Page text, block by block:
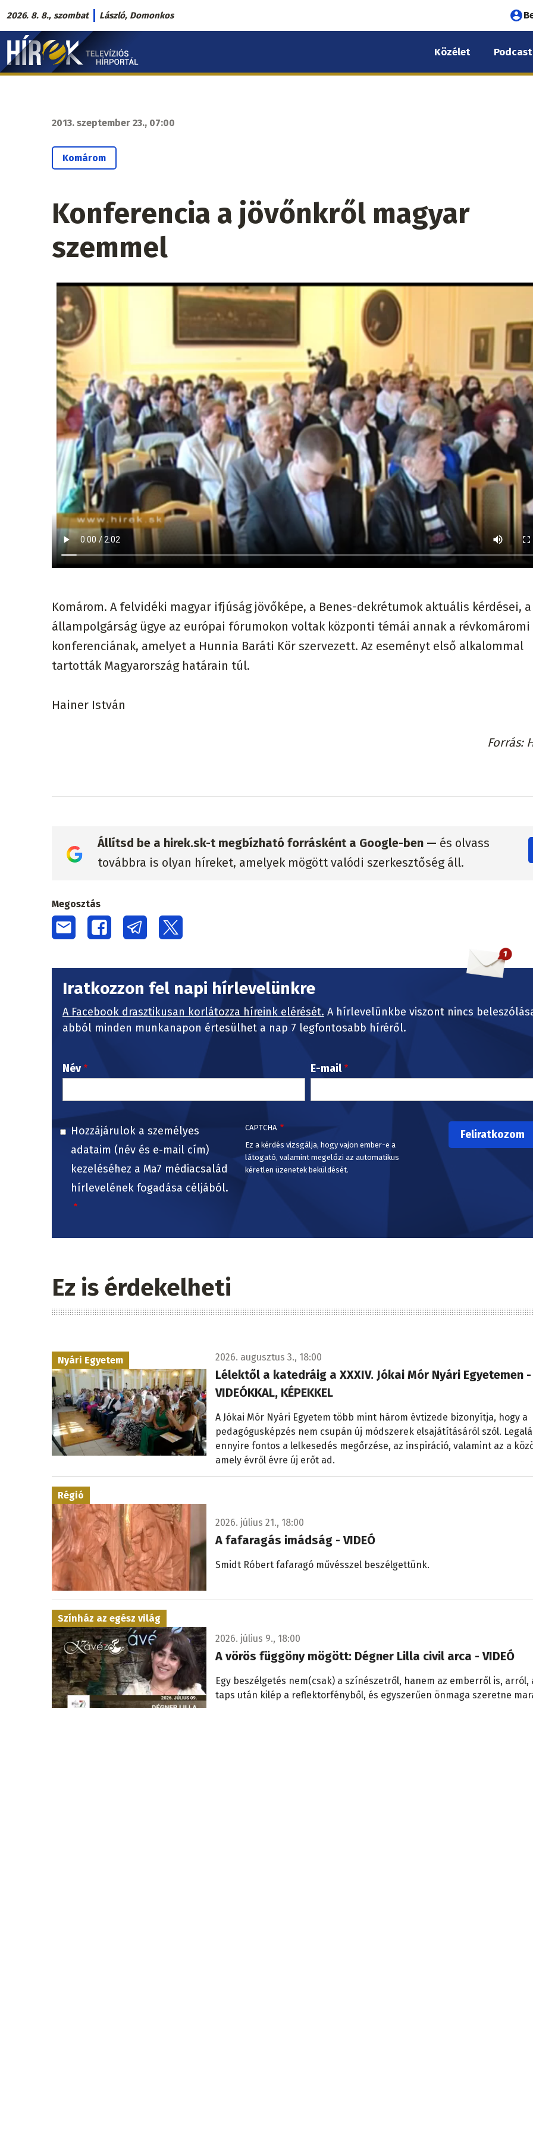
Ugrás
a
tartalomra
2026. 8. 8., szombat László, Domonkos
fiók
Hírek.sk
fő
Közélet Podcast
2013. szeptember 23., 07:00
Komárom
Konferencia a jövőnkről magyar
szemmel
Komárom. A felvidéki magyar ifjúság jövőképe, a Benes-dekrétumok aktuális kérdései,
állampolgárság ügye az európai fórumokon voltak központi témái annak a révkomáromi
konferenciának, amelyet a Hunnia Baráti Kör szervezett. Az eseményt első alkalommal
tartották Magyarország határain túl.
Hainer István
Forrás
Állítsd be a hirek.sk-t megbízható forrásként a Google-ben — és olvass
továbbra is olyan híreket, amelyek mögött valódi szerkesztőség áll.
Megosztás
Iratkozzon fel napi hírlevelünkre
A Facebook drasztikusan korlátozza híreink elérését. A hírlevelünkbe viszont nincs
abból minden munkanapon értesülhet a nap 7 legfontosabb híréről.
Név E-mail
Hozzájárulok a személyes
adataim (név és e-mail cím)
kezeléséhez a Ma7 médiacsalád
hírlevelének fogadása céljából.
CAPTCHA
Ez a kérdés vizsgálja, hogy vajon ember-e a
látogató, valamint megelőzi az automatikus
kéretlen üzenetek beküldését.
Ez is érdekelheti
Nyári Egyetem 2026. augusztus 3., 18:00
Lélektől a katedráig a XXXIV. Jókai Mór Nyári Egyetemen -
VIDEÓKKAL, KÉPEKKEL
A Jókai Mór Nyári Egyetem több mint három évtizede bizonyítja, hogy a
pedagógusképzés nem csupán új módszerek elsajátításáról szól.
ennyire fontos a lelkesedés megőrzése, az inspiráció, valamint az a
amely évről évre új erőt ad.
Régió
2026. július 21., 18:00
A fafaragás imádság - VIDEÓ
Smidt Róbert fafaragó művésszel beszélgettünk.
Színház az egész világ
2026. július 9., 18:00
A vörös függöny mögött: Dégner Lilla civil arca - VIDEÓ
Egy beszélgetés nem(csak) a színészetről, hanem az emberről is, arról,
taps után kilép a reflektorfényből, és egyszerűen önmaga szeretne